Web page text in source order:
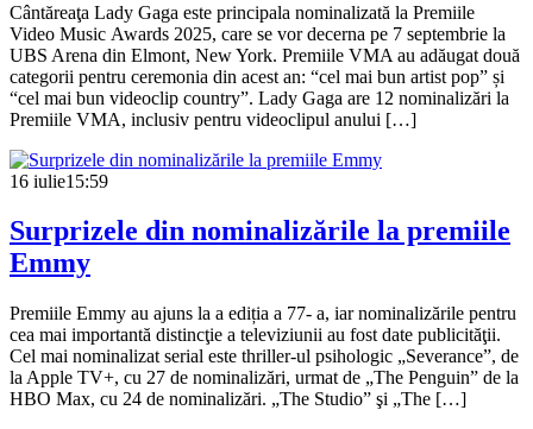
Cântăreaţa Lady Gaga este principala nominalizată la Premiile
Video Music Awards 2025, care se vor decerna pe 7 septembrie la
UBS Arena din Elmont, New York. Premiile VMA au adăugat două
categorii pentru ceremonia din acest an: “cel mai bun artist pop” și
“cel mai bun videoclip country”. Lady Gaga are 12 nominalizări la
Premiile VMA, inclusiv pentru videoclipul anului […]
16 iulie15:59
Surprizele din nominalizările la premiile
Emmy
Premiile Emmy au ajuns la a ediția a 77- a, iar nominalizările pentru
cea mai importantă distincţie a televiziunii au fost date publicităţii.
Cel mai nominalizat serial este thriller-ul psihologic „Severance”, de
la Apple TV+, cu 27 de nominalizări, urmat de „The Penguin” de la
HBO Max, cu 24 de nominalizări. „The Studio” şi „The […]